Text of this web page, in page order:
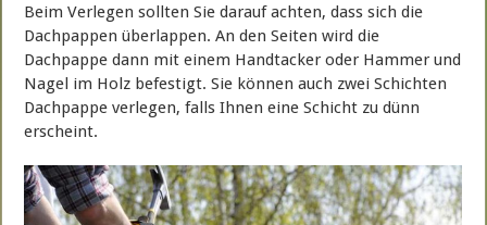
Beim Verlegen sollten Sie darauf achten, dass sich die
Dachpappen überlappen. An den Seiten wird die
Dachpappe dann mit einem Handtacker oder Hammer und
Nagel im Holz befestigt. Sie können auch zwei Schichten
Dachpappe verlegen, falls Ihnen eine Schicht zu dünn
erscheint.